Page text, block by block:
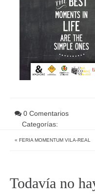
0 Comentarios
Categorías:
« FERIA MOMENTUM VILA-REAL
Todavía no